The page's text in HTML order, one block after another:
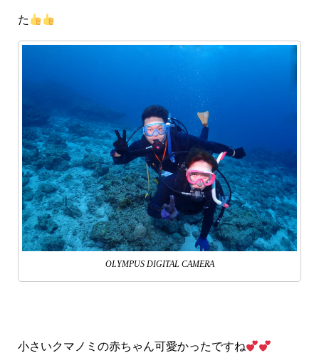
た
OLYMPUS DIGITAL CAMERA
小さいクマノミの赤ちゃん可愛かったですね